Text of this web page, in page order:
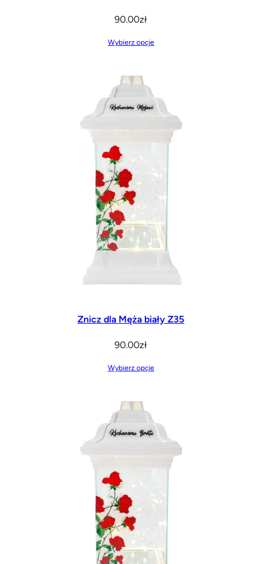
90.00zł
Wybierz opcje
Znicz dla Męża biały Z35
90.00zł
Wybierz opcje